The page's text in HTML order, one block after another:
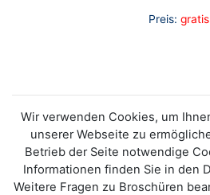
Preis: gratis
Wir verwenden Cookies, um
unserer Webseite zu
Betrieb der Seite notwendige
Informationen finden Sie in den
Weitere Fragen zu Broschüren